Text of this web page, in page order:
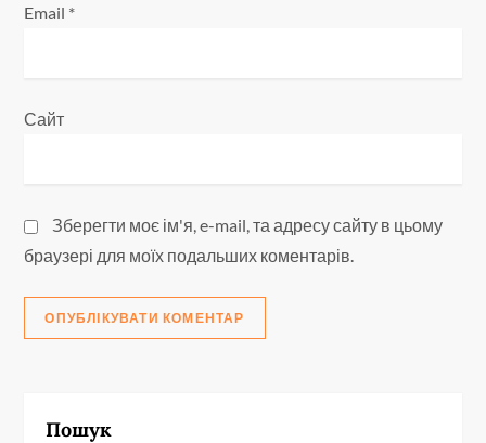
Email *
Сайт
Зберегти моє ім'я, e-mail, та адресу сайту в цьому
браузері для моїх подальших коментарів.
Пошук